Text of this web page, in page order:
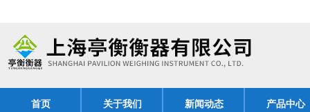
首页 关于我们 新闻动态 产品中心